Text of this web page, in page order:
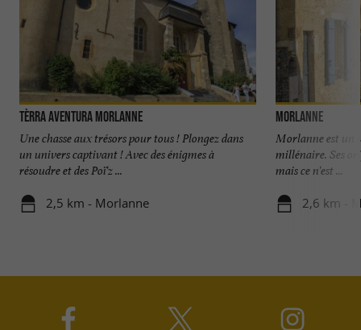
Tèrra Aventura Morlanne
Une chasse aux trésors pour tous ! Plongez dans
un univers captivant ! Avec des énigmes à
résoudre et des Poï'z ...
2,5 km - Morlanne
Morlanne
Morlanne est un
millénaire. Ses
mais ce n'est ...
2,6 km -